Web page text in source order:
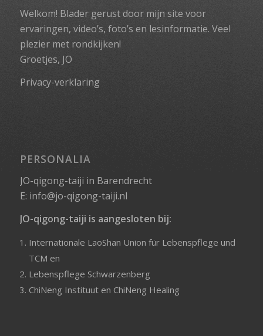
Welkom! Blader gerust door mijn site voor
ervaringen, video’s, foto’s en lesinformatie. Veel
plezier met rondkijken!
Groetjes, JO
Privacy-verklaring
PERSONALIA
JO-qigong-taiji in Barendrecht
E: info@jo-qigong-taiji.nl
JO-qigong-taiji is aangesloten bij:
Internationale LaoShan Union für Lebenspflege und
TCM en
Lebenspflege Schwarzenberg
ChiNeng Instituuten ChiNeng Healing